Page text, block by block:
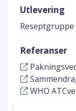
Utlevering
Reseptgruppe
Referanser
WHO